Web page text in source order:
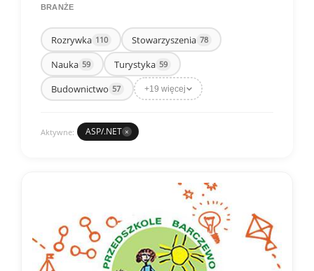
BRANŻE
Rozrywka 110 Stowarzyszenia 78
Nauka 59 Turystyka 59
Budownictwo 57 +19 więcej
Aktywne: ASP/.NET ×